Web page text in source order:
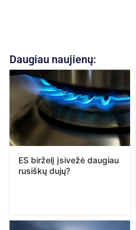
Daugiau naujienų:
ES birželį įsivežė daugiau
rusiškų dujų?